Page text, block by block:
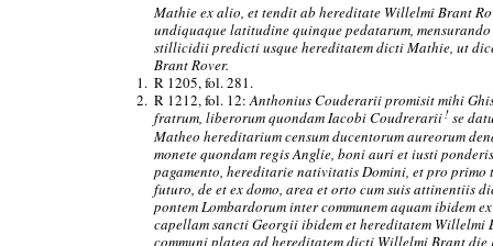
Mathie ex alio, et tendit ab hereditate Willelmi Brant
undiquaque latitudine quinque pedatarum,
stillicidii predicti usque hereditatem dicti Mathie, ut
Brant Rover.
1. R 1205, fol. 281.
2. R 1212, fol. 12:Anthonius Couderarii promisit mihi
fratrum, liberorum quondam Iacobi Coudrerarii!se
Matheo hereditarium censum ducentorum aureorum
monete quondam regis Anglie, boni auri et iusti
pagamento, hereditarie nativitatis Domini, et pro
futuro, de et ex domo, area et orto cum suis attinentiis
pontem Lombardorum inter communem aquam ibidem
capellam sancti Georgii ibidem et hereditatem Willelmi
communi platea ad hereditatem dicti Willelmi Brant die